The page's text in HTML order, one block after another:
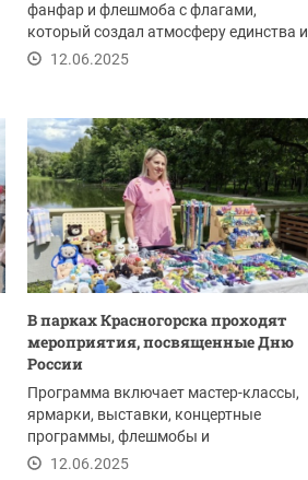
фанфар и флешмоба с флагами,
который создал атмосферу единства и
патриотизма.
12.06.2025
В парках Красногорска проходят
мероприятия, посвященные Дню
России
Программа включает мастер-классы,
ярмарки, выставки, концертные
программы, флешмобы и
интерактивные зоны....
12.06.2025